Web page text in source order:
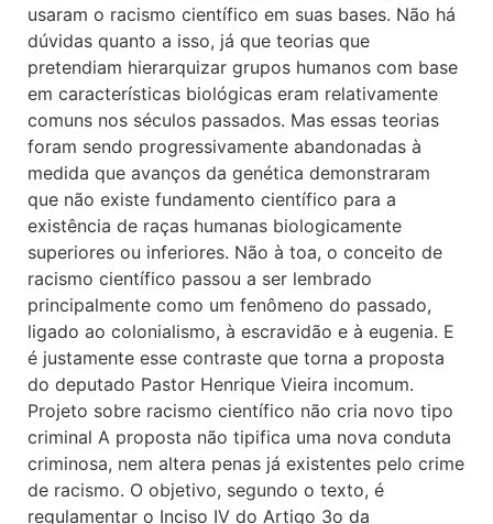
usaram o racismo científico em suas bases. Não há
dúvidas quanto a isso, já que teorias que
pretendiam hierarquizar grupos humanos com base
em características biológicas eram relativamente
comuns nos séculos passados. Mas essas teorias
foram sendo progressivamente abandonadas à
medida que avanços da genética demonstraram
que não existe fundamento científico para a
existência de raças humanas biologicamente
superiores ou inferiores. Não à toa, o conceito de
racismo científico passou a ser lembrado
principalmente como um fenômeno do passado,
ligado ao colonialismo, à escravidão e à eugenia. E
é justamente esse contraste que torna a proposta
do deputado Pastor Henrique Vieira incomum.
Projeto sobre racismo científico não cria novo tipo
criminal A proposta não tipifica uma nova conduta
criminosa, nem altera penas já existentes pelo crime
de racismo. O objetivo, segundo o texto, é
regulamentar o Inciso IV do Artigo 3o da